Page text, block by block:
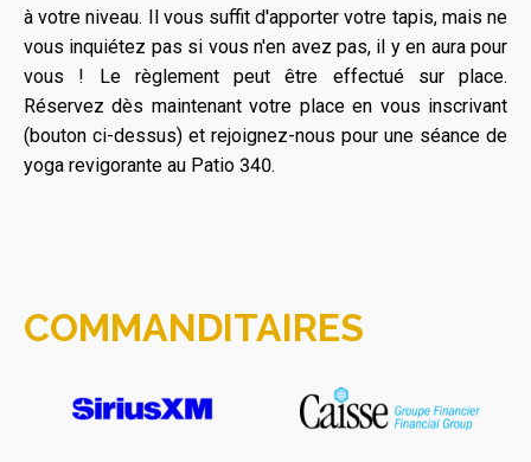
à votre niveau. Il vous suffit d'apporter votre tapis, mais ne
vous inquiétez pas si vous n'en avez pas, il y en aura pour
vous ! Le règlement peut être effectué sur place.
Réservez dès maintenant votre place en vous inscrivant
(bouton ci-dessus) et rejoignez-nous pour une séance de
yoga revigorante au Patio 340.
COMMANDITAIRES